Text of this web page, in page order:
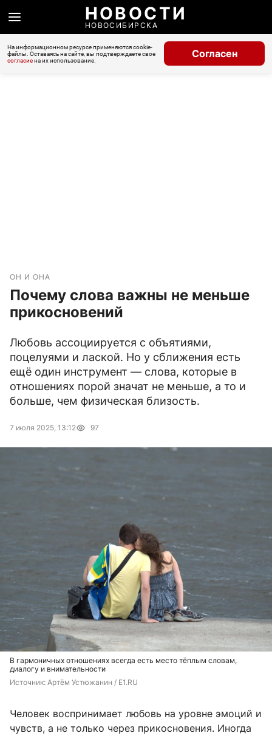
НОВОСТИ
НОВОСИБИРСКА
На информационном ресурсе применяются cookie-
файлы. Оставаясь на сайте, вы подтверждаете свое
согласиена их использование.
Согласен
ОН И ОНА
Почему слова важны не меньше
прикосновений
Любовь ассоциируется с объятиями,
поцелуями и лаской. Но у сближения есть
ещё один инструмент — слова, которые в
отношениях порой значат не меньше, а то и
больше, чем физическая близость.
7 июля 2025, 13:12 97
В гармоничных отношениях всегда есть место тёплым словам,
диалогу и внимательности
Источник: Артём Устюжанин / E1.RU
Человек воспринимает любовь на уровне эмоций и
чувств, а не только через прикосновения. Иногда